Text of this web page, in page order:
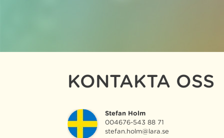
KONTAKTA OSS
Stefan Holm
004676-543 88 71
stefan.holm@lara.se